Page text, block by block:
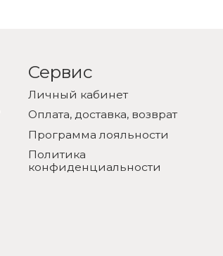
Сервис
Личный кабинет
Оплата, доставка, возврат
Программа лояльности
Политика
конфиденциальности